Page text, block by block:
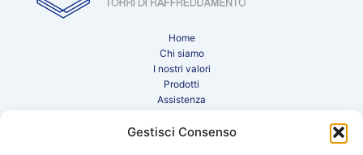
Gestisci Consenso
Home
Chi siamo
I nostri valori
Prodotti
Assistenza
Contatti